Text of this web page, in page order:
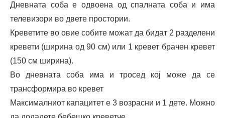
Дневната соба е одвоена од спалната соба и има
телевизори во двете простории.
Креветите во овие собите можат да бидат 2 разделени
кревети (ширина од 90 см) или 1 кревет брачен кревет
(150 см ширина).
Во дневната соба има и тросед кој може да се
трансформира во кревет
Максималниот капацитет е 3 возрасни и 1 дете. Можно